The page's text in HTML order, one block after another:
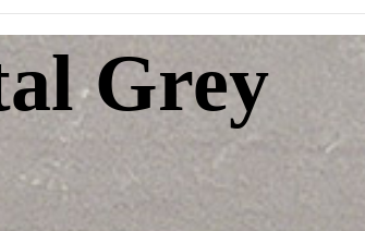
Grey